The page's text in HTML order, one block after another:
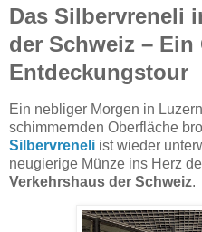
Das Silbervreneli
der Schweiz –
Entdeckungstour
Ein nebliger Morgen in
schimmernden Oberfläche
Silbervreneli ist wieder
neugierige Münze ins Herz
Verkehrshaus der Schweiz.